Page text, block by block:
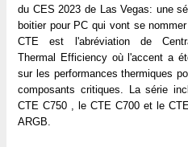
du CES 2023 de Las Vegas: une
boitier pour PC qui vont se nommer
CTE est l'abréviation de
Thermal Efficiency où l'accent a
sur les performances thermiques
composants critiques. La série
CTE C750 , le CTE C700 et le
ARGB.